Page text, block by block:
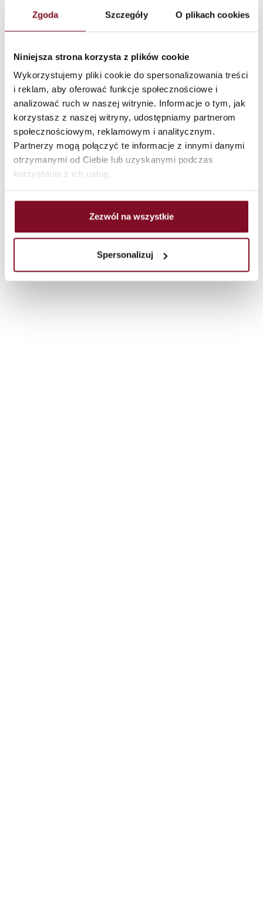
Zgoda Szczegóły O plikach cookies
Niniejsza strona korzysta z plików cookie
Wykorzystujemy pliki cookie do spersonalizowania treści
i reklam, aby oferować funkcje społecznościowe i
analizować ruch w naszej witrynie. Informacje o tym, jak
korzystasz z naszej witryny, udostępniamy partnerom
społecznościowym, reklamowym i analitycznym.
Partnerzy mogą połączyć te informacje z innymi danymi
otrzymanymi od Ciebie lub uzyskanymi podczas
korzystania z ich usług.
Zezwól na wszystkie
Spersonalizuj
Hoofdpagina / producten / Ramen / PVC ramen
Aluprof-ramen
Komsta als producent van ramen biedt Aluprof-systemen aan, die
zich kenmerken door uitzonderlijke duurzaamheid, hoge
dichtheid en uitstekende isolatie-eigenschappen , en die de
uitvoering van zelfs de meest veeleisende investeringen ondersteunen
dankzij nauwkeurige uitvoering en tijdige leveringen.
BEKIJK PRODUCTEN